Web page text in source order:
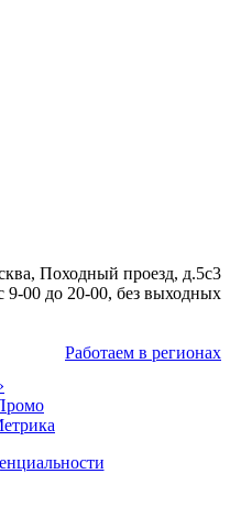
Походный проезд, д.5c3
9-00 до 20-00, без выходных
Работаем в регионах